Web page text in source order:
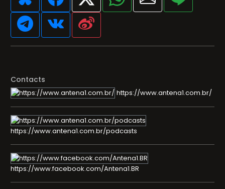
Contacts
https://www.antena1.com.br/
https://www.antena1.com.br/podcasts
https://www.facebook.com/Antena1.BR